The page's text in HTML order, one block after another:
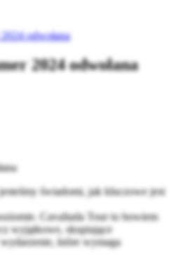
odwołana
2024 odwołana
świadomi, jak kluczowe jest
Cavaliada Tour to bowiem
wyjątkowe, skupiające
które wymaga